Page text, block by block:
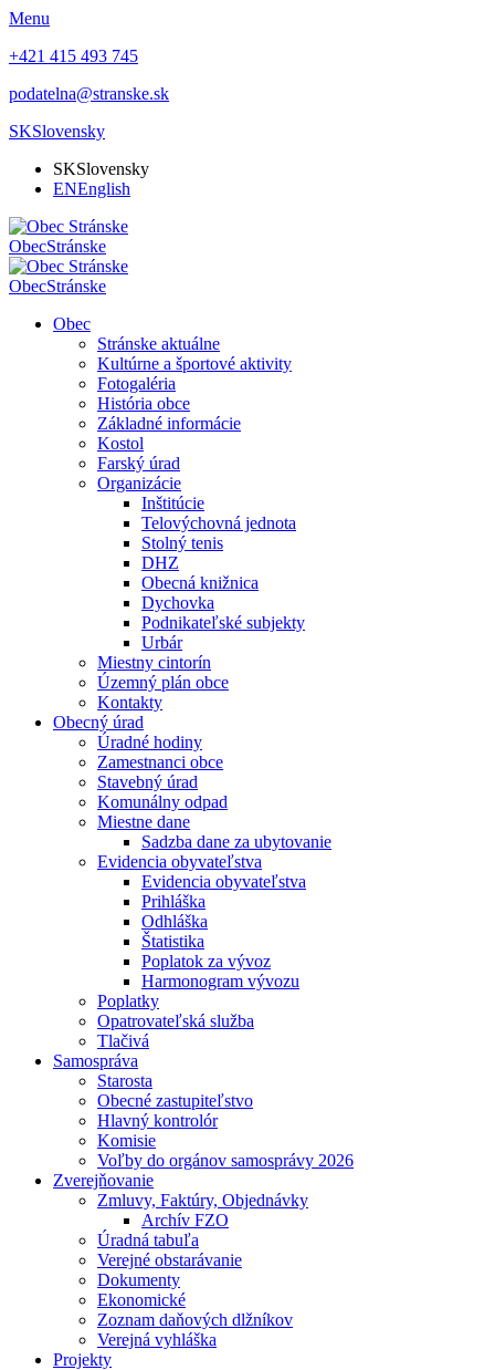
Menu
+421 415 493 745
podatelna@stranske.sk
SKSlovensky
SKSlovensky
ENEnglish
ObecStránske
ObecStránske
Obec
Stránske aktuálne
Kultúrne a športové aktivity
Fotogaléria
História obce
Základné informácie
Kostol
Farský úrad
Organizácie
Inštitúcie
Telovýchovná jednota
Stolný tenis
DHZ
Obecná knižnica
Dychovka
Podnikateľské subjekty
Urbár
Miestny cintorín
Územný plán obce
Kontakty
Obecný úrad
Úradné hodiny
Zamestnanci obce
Stavebný úrad
Komunálny odpad
Miestne dane
Sadzba dane za ubytovanie
Evidencia obyvateľstva
Evidencia obyvateľstva
Prihláška
Odhláška
Štatistika
Poplatok za vývoz
Harmonogram vývozu
Poplatky
Opatrovateľská služba
Tlačivá
Samospráva
Starosta
Obecné zastupiteľstvo
Hlavný kontrolór
Komisie
Voľby do orgánov samosprávy 2026
Zverejňovanie
Zmluvy, Faktúry, Objednávky
Archív FZO
Úradná tabuľa
Verejné obstarávanie
Dokumenty
Ekonomické
Zoznam daňových dlžníkov
Verejná vyhláška
Projekty